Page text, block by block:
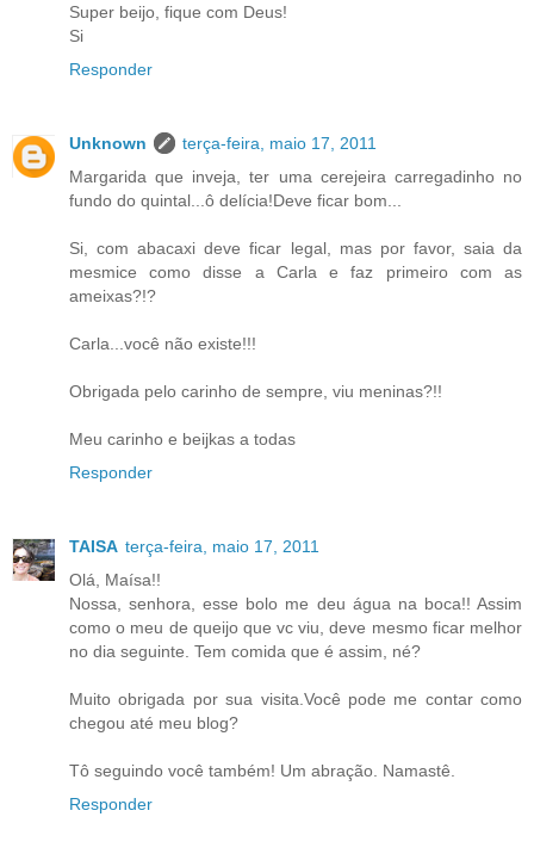
Super beijo, fique com Deus!
Si
Responder
Unknown
terça-feira, maio 17, 2011
Margarida que inveja, ter uma cerejeira carregadinho no
fundo do quintal...ô delícia!Deve ficar bom...
Si, com abacaxi deve ficar legal, mas por favor, saia da
mesmice como disse a Carla e faz primeiro com as
ameixas?!?
Carla...você não existe!!!
Obrigada pelo carinho de sempre, viu meninas?!!
Meu carinho e beijkas a todas
Responder
TAISA terça-feira, maio 17, 2011
Olá, Maísa!!
Nossa, senhora, esse bolo me deu água na boca!! Assim
como o meu de queijo que vc viu, deve mesmo ficar melhor
no dia seguinte. Tem comida que é assim, né?
Muito obrigada por sua visita.Você pode me contar como
chegou até meu blog?
Tô seguindo você também! Um abração. Namastê.
Responder